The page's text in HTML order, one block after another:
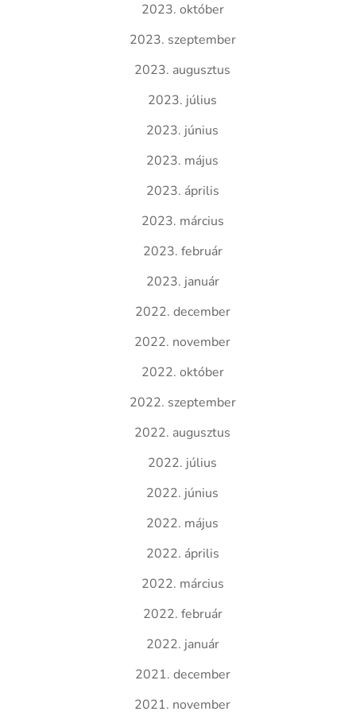
2023. október
2023. szeptember
2023. augusztus
2023. július
2023. június
2023. május
2023. április
2023. március
2023. február
2023. január
2022. december
2022. november
2022. október
2022. szeptember
2022. augusztus
2022. július
2022. június
2022. május
2022. április
2022. március
2022. február
2022. január
2021. december
2021. november